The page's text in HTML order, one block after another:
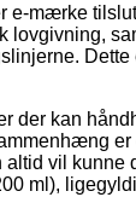
e-mærke
lovgivning,
Dette
der kan
er
altid vil kunne
ml),